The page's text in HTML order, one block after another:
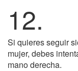
12.
Si quieres seguir
mujer, debes
mano derecha.